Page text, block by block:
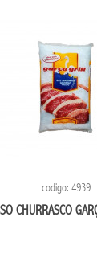
codigo: 4939
CHURRASCO